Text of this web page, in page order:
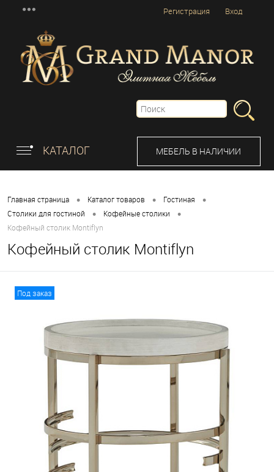
Вход
Регистрация
КАТАЛОГ МЕБЕЛЬ В НАЛИЧИИ
Главная страница • Каталог товаров • Гостиная •
Столики для гостиной • Кофейные столики •
Кофейный столик Montiflyn
Кофейный столик Montiflyn
Под заказ